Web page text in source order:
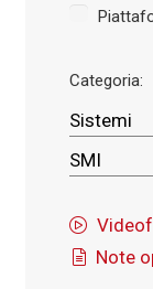
Categoria:
Sistemi
SMI
Note